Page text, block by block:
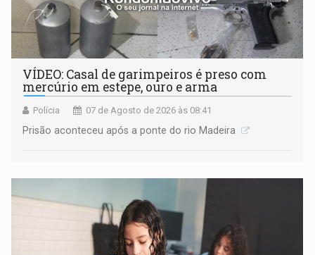
VÍDEO: Casal de garimpeiros é preso com
mercúrio em estepe, ouro e arma
Polícia 07 de Agosto de 2026 às 08:41
Prisão aconteceu após a ponte do rio Madeira